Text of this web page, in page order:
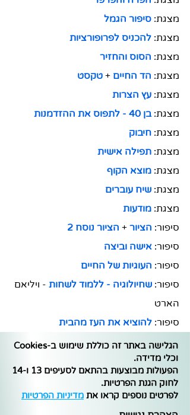
מצגת: סיפור הגמל
מצגת: להכניס לפרופורציות
מצגת: הסוס והחזיר
מצגת: הד החיים + טקסט
מצגת: עץ הצרות
מצגת: בן 40 - לתפוס את ההזדמנות
מצגת: חיבוק
מצגת: תפילה אישית
מצגת: מוצא הקוף
מצגת: שיח עוברים
מצגת: מודעות
סיפור: הציור + הציור נוסח 2
סיפור: אישה וביצה
סיפור: העוגיות של החיים
סיפור: שחיולוגיה - ללמוד לשחות - ויליאם
הארט
סיפור: להוציא את העז מהבית
הגלישה באתר זה כוללת שימוש ב-Cookies
וכלי מדידה.
הפעולות מבוצעות בהתאם לסעיפים 13 ו-14
לחוק הגנת הפרטיות.
לפרטים נוספים קראו את מדיניות הפרטיות